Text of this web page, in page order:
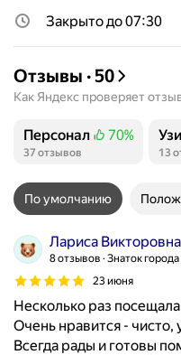
Закрыто до 07:30
Отзывы ·50
Как Яндекс проверяет
Персонал
Положительных
70%
37 отзывов
Узи
13
По умолчанию
Лариса Викторовна
8 отзывов Знаток
23 июня
Несколько раз посещала этот медицинский центр.
Очень нравится -
Всегда рады и готовы